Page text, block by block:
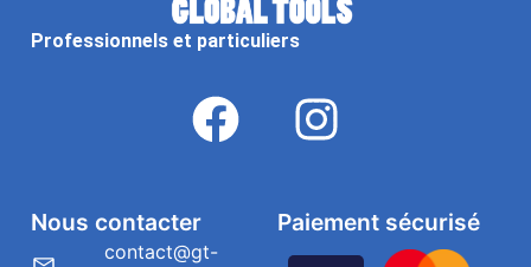
Professionnels et particuliers
Paiement sécurisé
Nous contacter
contact@gt-